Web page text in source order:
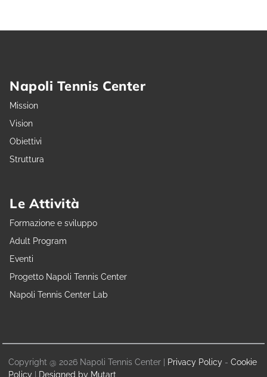
Napoli Tennis Center
Mission
Vision
Obiettivi
Struttura
Le Attività
Formazione e sviluppo
Adult Program
Eventi
Progetto Napoli Tennis Center
Napoli Tennis Center Lab
Copyright @ 2026 Napoli Tennis Center | Privacy Policy - Cookie
Policy
Designed by Mutart